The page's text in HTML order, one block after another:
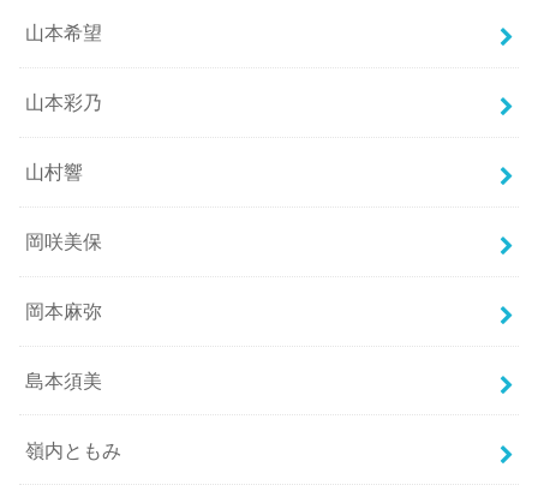
山本希望
山本彩乃
山村響
岡咲美保
岡本麻弥
島本須美
嶺内ともみ